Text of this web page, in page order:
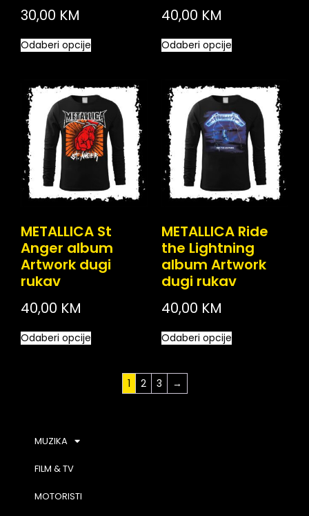
30,00 KM
Odaberi opcije
40,00 KM
Odaberi opcije
METALLICA St
Anger album
Artwork dugi
rukav
40,00 KM
Odaberi opcije
METALLICA Ride
the Lightning
album Artwork
dugi rukav
40,00 KM
Odaberi opcije
1 2 3 →
MUZIKA
FILM & TV
MOTORISTI